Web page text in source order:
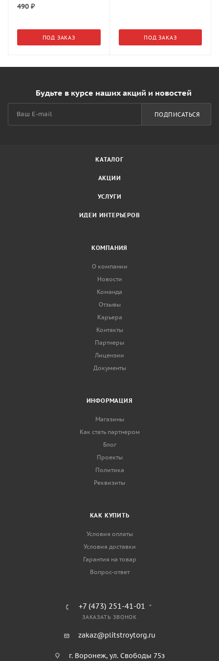
490 ₽
ПОД ЗАКАЗ ПОД ЗАКАЗ
Будьте в курсе наших акций и новостей
ПОДПИСАТЬСЯ
КАТАЛОГ
АКЦИИ
УСЛУГИ
ИДЕИ ИНТЕРЬЕРОВ
КОМПАНИЯ
О компании
Новости
Команда
Отзывы
Карьера
Контакты
Партнеры
Лицензии
Документы
ИНФОРМАЦИЯ
Магазины
Как стать партнером
Блог
Проекты
Политика
Реквизиты
КАК КУПИТЬ
Условия оплаты
Условия доставки
Гарантия на товар
Вопрос-ответ
+7 (473) 251-41-01
ЗАКАЗАТЬ ЗВОНОК
zakaz@plitstroytorg.ru
г. Воронеж, ул. Свободы 75з